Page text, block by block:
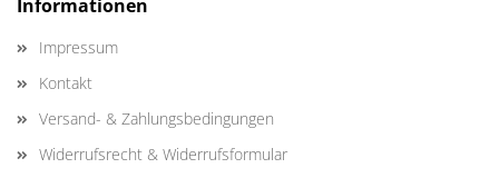
Informationen
Impressum
Kontakt
Versand- & Zahlungsbedingungen
Widerrufsrecht & Widerrufsformular